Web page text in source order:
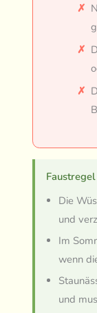
Die
und
Im
wenn
und